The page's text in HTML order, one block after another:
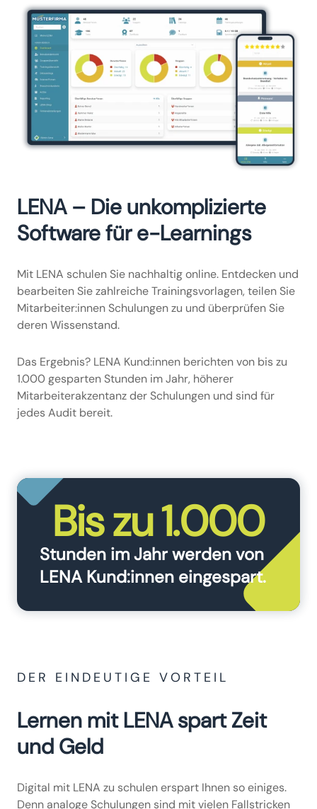
LENA – Die unkomplizierte
Software für e-Learnings
Mit LENA schulen Sie nachhaltig online. Entdecken und
bearbeiten Sie zahlreiche Trainingsvorlagen, teilen Sie
Mitarbeiter:innen Schulungen zu und überprüfen Sie
deren Wissenstand.
Das Ergebnis? LENA Kund:innen berichten von bis zu
1.000 gesparten Stunden im Jahr, höherer
Mitarbeiterakzentanz der Schulungen und sind für
jedes Audit bereit.
Bis zu 1.000
Stunden im Jahr werden von
LENA Kund:innen eingespart.
DER EINDEUTIGE VORTEIL
Lernen mit LENA spart Zeit
und Geld
Digital mit LENA zu schulen erspart Ihnen so einiges.
Denn analoge Schulungen sind mit vielen Fallstricken